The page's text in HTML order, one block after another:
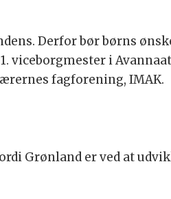
Derfor bør børns
viceborgmester i
fagforening, IMAK.
Grønland er ved at